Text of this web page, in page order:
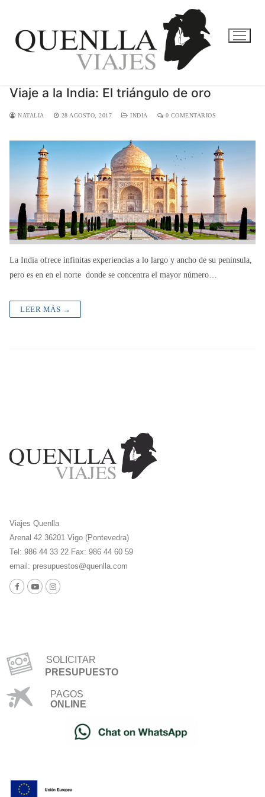
contenido
Viaje a la India: El triángulo de oro
NATALIA 28 AGOSTO, 2017 INDIA 0 COMENTARIOS
La India ofrece infinitas experiencias a lo largo y ancho de su península,
pero es en en el norte donde se concentra el mayor número…
LEER MÁS →
Viajes Quenlla
Arenal 42 36201 Vigo (Pontevedra)
Tel: 986 44 33 22 Fax: 986 44 60 59
email: presupuestos@quenlla.com
SOLICITAR
PRESUPUESTO
PAGOS
ONLINE